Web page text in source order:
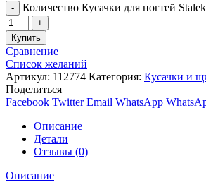
Количество Кусачки для ногтей
Купить
Сравнение
Список желаний
Артикул: 112774 Категория: Кусачки и
Поделиться
Facebook Twitter Email WhatsApp
Описание
Детали
Отзывы (0)
Описание